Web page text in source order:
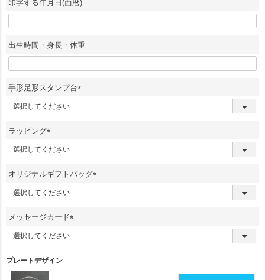
印字する年月日(西暦)
出生時間・身長・体重
手形足形スタンプ台
ラッピング
オリジナルギフトバッグ
メッセージカード
プレートデザイン